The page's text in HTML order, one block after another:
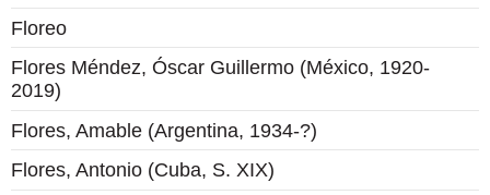
Floreo
Flores Méndez, Óscar Guillermo (México, 1920-
2019)
Flores, Amable (Argentina, 1934-?)
Flores, Antonio (Cuba, S. XIX)